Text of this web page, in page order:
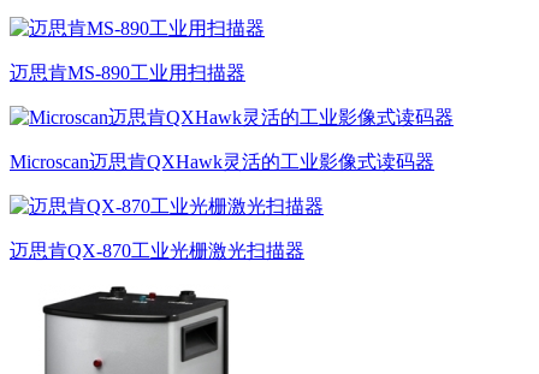
迈思肯MS-890工业用扫描器
Microscan迈思肯QXHawk灵活的工业影像式读码器
迈思肯QX-870工业光栅激光扫描器